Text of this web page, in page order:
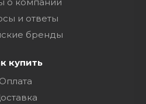
и ответы
бренды
купить
Оплата